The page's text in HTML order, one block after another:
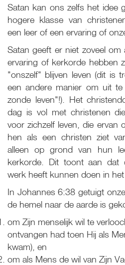
Satan kan ons zelfs het idee
hogere klasse van
een leer of een ervaring of
Satan geeft er niet zoveel om
ervaring of kerkorde hebben
"onszelf" blijven leven (dit is
een andere manier om uit
zonde leven"!). Het
dag is vol met christenen
voor zichzelf leven, die ervan
hen als een christen ziet
alleen op grond van hun
kerkorde. Dit toont aan dat
werk heeft kunnen doen in
In Johannes 6:38 getuigt
de hemel naar de aarde is
om Zijn menselijk wil te
ontvangen had toen Hij als
kwam), en
om als Mens de wil van Zijn